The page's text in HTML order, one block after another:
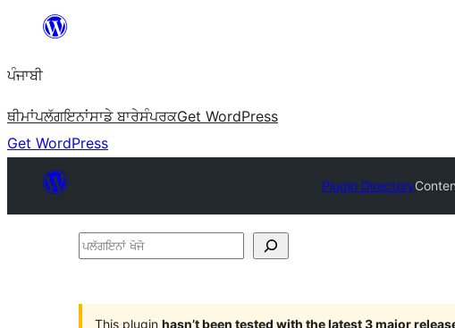
'ਤੇ
ਜਾਓ
ਪੰਜਾਬੀ
ਥੀਮਾਂਪਲੱਗਇਨਾਂਸਾਡੇ ਬਾਰੇਸੰਪਰਕGet WordPress
Get WordPress
Plugin Directory
ਪਲੱਗਇਨਾਂ
This plugin hasn’t been tested with the latest 3 major